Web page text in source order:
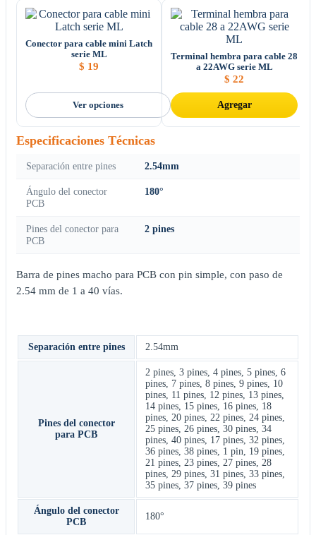
Conector para cable mini Latch
serie ML
$ 19
Ver opciones
Terminal hembra para cable 28
a 22AWG serie ML
$ 22
Agregar
Especificaciones Técnicas
Separación entre pines 2.54mm
Ángulo del conector
PCB
180°
Pines del conector para
PCB
2 pines
Barra de pines macho para PCB con pin simple, con paso de
2.54 mm de 1 a 40 vías.
Separación entre pines 2.54mm
Pines del conector
para PCB
2 pines, 3 pines, 4 pines, 5 pines, 6
pines, 7 pines, 8 pines, 9 pines, 10
pines, 11 pines, 12 pines, 13 pines,
14 pines, 15 pines, 16 pines, 18
pines, 20 pines, 22 pines, 24 pines,
25 pines, 26 pines, 30 pines, 34
pines, 40 pines, 17 pines, 32 pines,
36 pines, 38 pines, 1 pin, 19 pines,
21 pines, 23 pines, 27 pines, 28
pines, 29 pines, 31 pines, 33 pines,
35 pines, 37 pines, 39 pines
Ángulo del conector
PCB
180°